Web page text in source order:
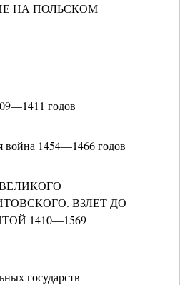
НА ПОЛЬСКОМ
годов
война 1454—1466 годов
ВЕЛИКОГО
ВЗЛЕТ ДО
1410—1569
государств